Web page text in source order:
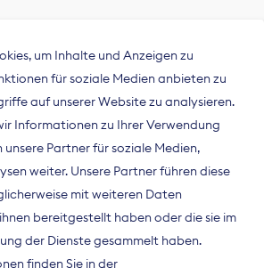
Digitalpublisher und
vertritt als
um Inhalte und Anzeigen zu
für soziale Medien anbieten zu
auf unserer Website zu analysieren.
Informationen zu Ihrer Verwendung
unsere Partner für soziale Medien,
weiter. Unsere Partner führen diese
mit weiteren Daten
bereitgestellt haben oder die sie im
der Dienste gesammelt haben.
finden Sie in der